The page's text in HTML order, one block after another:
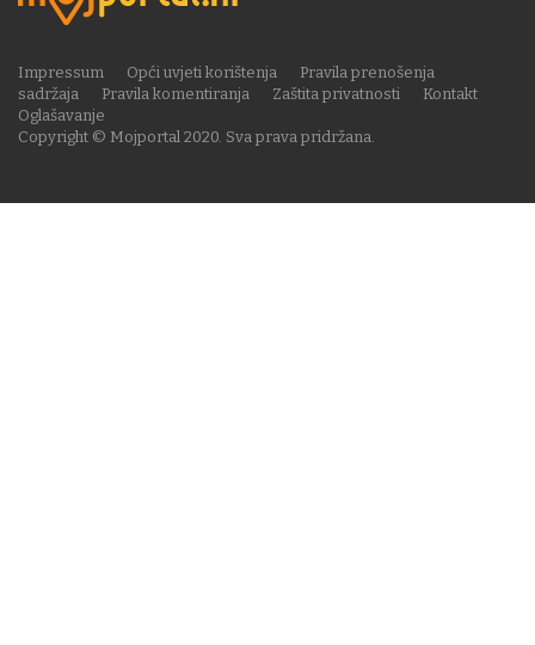
Copyright © Mojportal 2020. Sva prava pridržana.
Impressum Opći uvjeti korištenja
Pravila prenošenja
sadržaja
Pravila komentiranja Zaštita privatnosti
Kontakt
Oglašavanje